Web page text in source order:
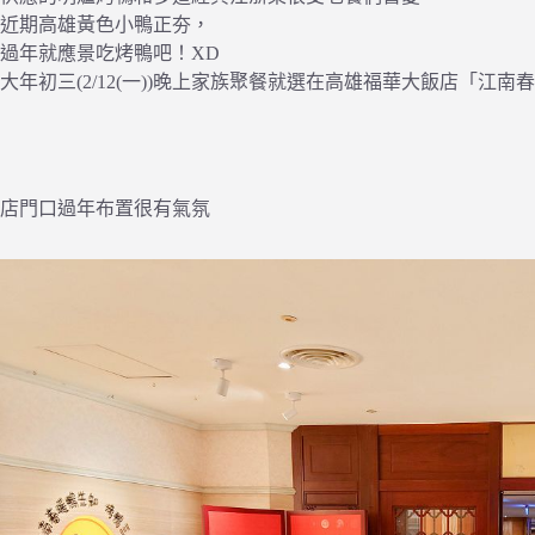
近期高雄黃色小鴨正夯，
過年就應景吃烤鴨吧！XD
大年初三(2/12(一))晚上家族聚餐就選在高雄福華大飯店「江南
店門口過年布置很有氣氛